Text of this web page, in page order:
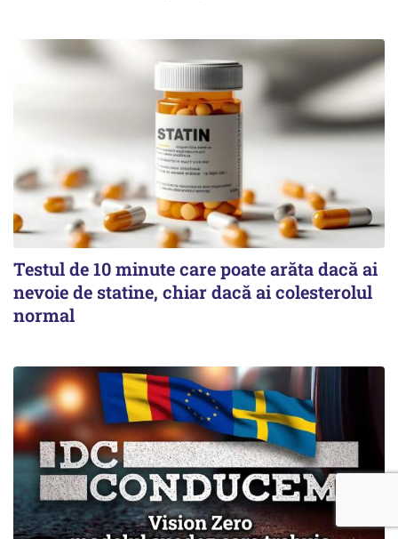
Testul de 10 minute care poate arăta dacă ai
nevoie de statine, chiar dacă ai colesterolul
normal